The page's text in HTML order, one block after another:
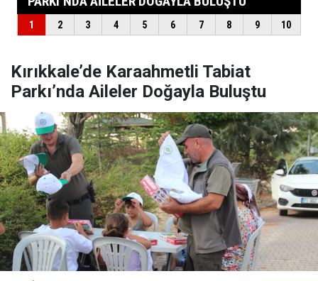
Kırıkkale’de Karaahmetli Tabiat
Parkı’nda Aileler Doğayla Buluştu